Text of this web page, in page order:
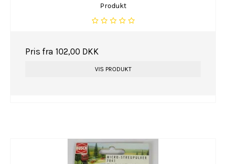
Produkt
Pris fra 102,00 DKK
VIS PRODUKT